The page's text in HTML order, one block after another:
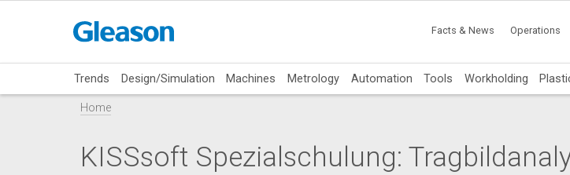
Facts & News Operations
Trends Design/Simulation Machines Metrology Automation Tools Workholding
Home
KISSsoft Spezialschulung: